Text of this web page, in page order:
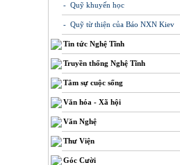
- Quỹ khuyến học
- Quỹ từ thiện của Báo NXN Kiev
Tin tức Nghệ Tĩnh
Truyền thống Nghệ Tĩnh
Tâm sự cuộc sống
Văn hóa - Xã hội
Văn Nghệ
Thư Viện
Góc Cười